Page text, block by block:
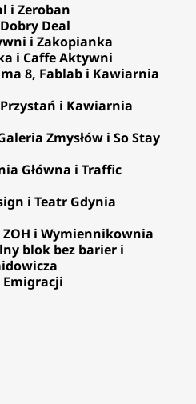
i Zeroban
Deal
i Zakopianka
i Caffe Aktywni
8, Fablab i Kawiarnia
i Kawiarnia
Zmysłów i So Stay
Główna i Traffic
i Teatr Gdynia
ZOH i Wymiennikownia
blok bez barier i
Emigracji